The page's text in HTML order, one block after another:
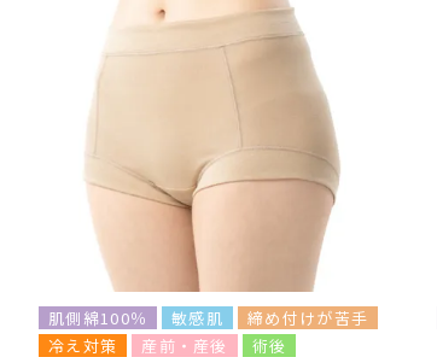
肌側綿100％ 敏感肌
締め付けが苦手
冷え対策
産前・産後 術後